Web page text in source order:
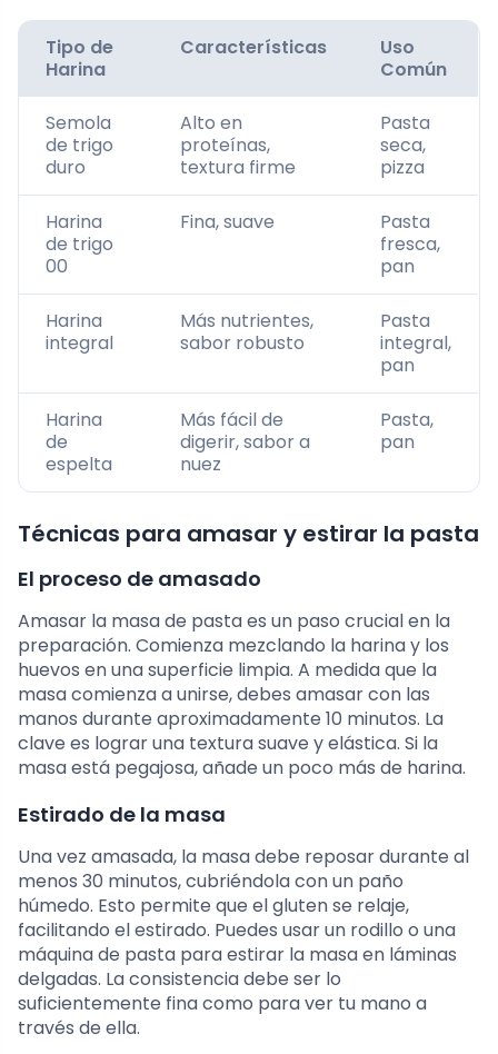
Tipo de
Harina
Características
Uso
Común
Semola
de trigo
duro
Alto en
proteínas,
textura firme
Pasta
seca,
pizza
Harina
de trigo
00
Fina, suave
Pasta
fresca,
pan
Harina
integral
Más nutrientes,
sabor robusto
Pasta
integral,
pan
Harina
de
espelta
Más fácil de
digerir, sabor a
nuez
Pasta,
pan
Técnicas para amasar y estirar la pasta
El proceso de amasado
Amasar la masa de pasta es un paso crucial en la
preparación. Comienza mezclando la harina y los
huevos en una superficie limpia. A medida que la
masa comienza a unirse, debes amasar con las
manos durante aproximadamente 10 minutos. La
clave es lograr una textura suave y elástica. Si la
masa está pegajosa, añade un poco más de harina.
Estirado de la masa
Una vez amasada, la masa debe reposar durante al
menos 30 minutos, cubriéndola con un paño
húmedo. Esto permite que el gluten se relaje,
facilitando el estirado. Puedes usar un rodillo o una
máquina de pasta para estirar la masa en láminas
delgadas. La consistencia debe ser lo
suficientemente fina como para ver tu mano a
través de ella.